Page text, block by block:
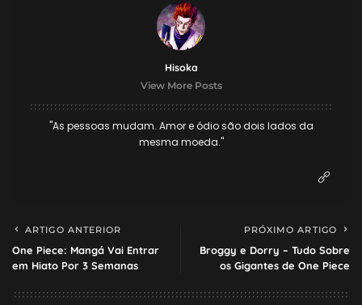
Hisoka
View More Posts
"As pessoas mudam. Amor e ódio são dois lados da
mesma moeda."
ARTIGO ANTERIOR
One Piece: Mangá Vai Entrar
em Hiato Por 3 Semanas
PRÓXIMO ARTIGO
Broggy e Dorry – Tudo Sobre
os Gigantes de One Piece